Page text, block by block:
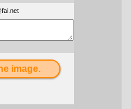
image.